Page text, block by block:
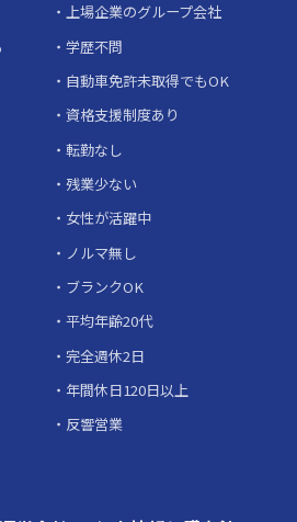
上場企業のグループ会社
学歴不問
自動車免許未取得でもOK
資格支援制度あり
転勤なし
残業少ない
女性が活躍中
ノルマ無し
ブランクOK
平均年齢20代
完全週休2日
年間休日120日以上
反響営業